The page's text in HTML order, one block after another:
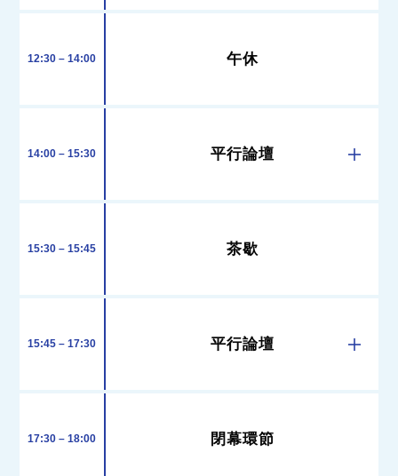
12:30 – 14:00 午休
14:00 – 15:30 平行論壇
15:30 – 15:45 茶歇
15:45 – 17:30 平行論壇
17:30 – 18:00 閉幕環節